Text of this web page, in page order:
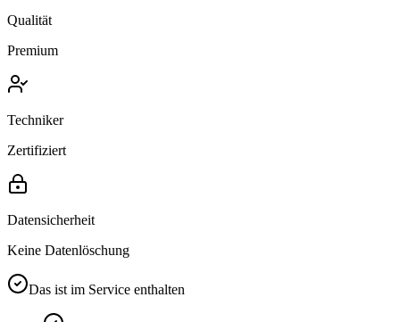
Qualität
Premium
Techniker
Zertifiziert
Datensicherheit
Keine Datenlöschung
Das ist im Service enthalten